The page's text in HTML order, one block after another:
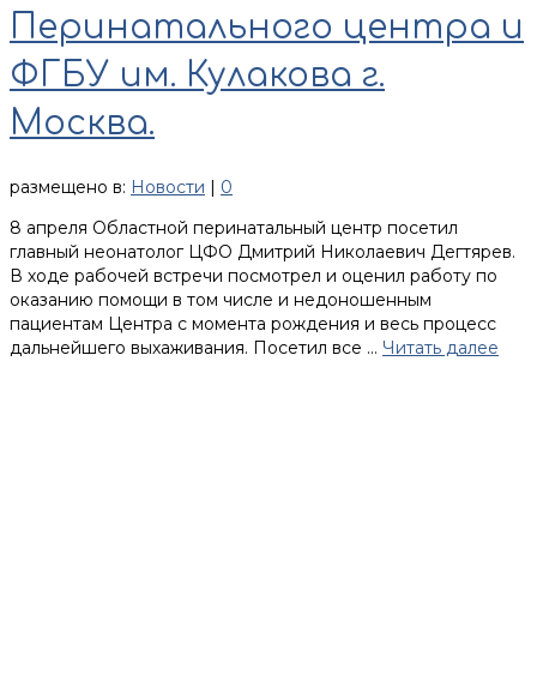
Перинатального центра и
ФГБУ им. Кулакова г.
Москва.
размещено в: Новости | 0
8 апреля Областной перинатальный центр посетил
главный неонатолог ЦФО Дмитрий Николаевич Дегтярев.
В ходе рабочей встречи посмотрел и оценил работу по
оказанию помощи в том числе и недоношенным
пациентам Центра с момента рождения и весь процесс
дальнейшего выхаживания. Посетил все … Читать далее